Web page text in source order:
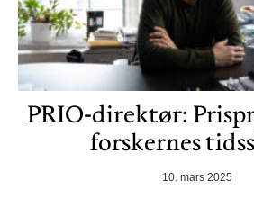
PRIO-direktør:
forskernes
10. mars 2025